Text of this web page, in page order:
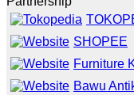
SHOPEE
Furniture
Bawu